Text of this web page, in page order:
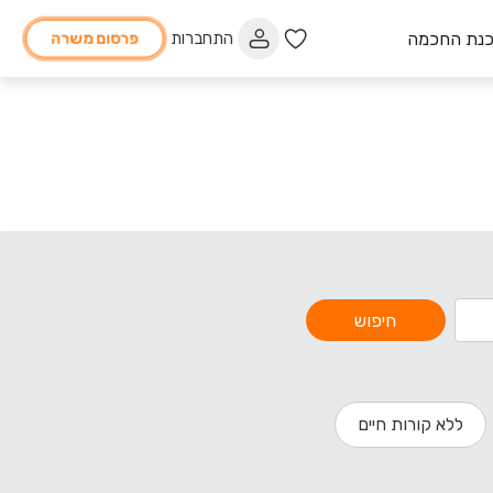
החכמה התחברות פרסום משרה
חיפוש
ללא קורות חיים